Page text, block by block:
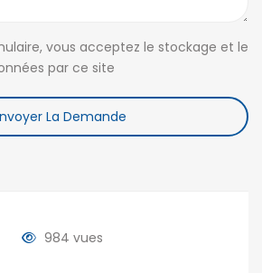
vous acceptez le stockage et le
par ce site
La Demande
984 vues